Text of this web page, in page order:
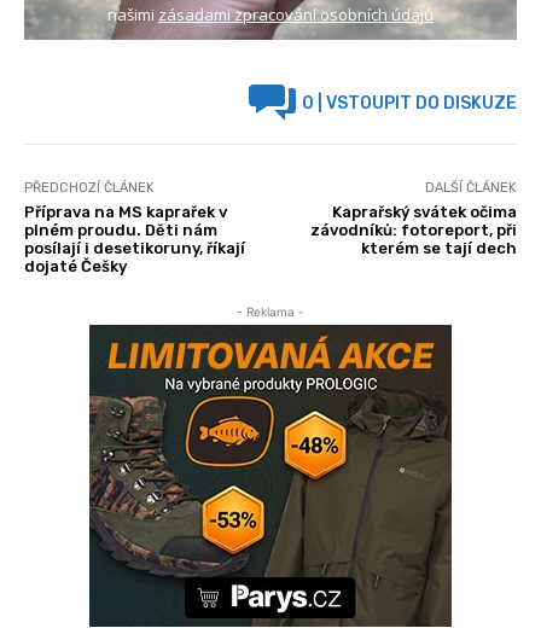
našimi zásadami zpracování osobních údajů
0 | VSTOUPIT DO DISKUZE
PŘEDCHOZÍ ČLÁNEK
Příprava na MS kaprařek v
plném proudu. Děti nám
posílají i desetikoruny, říkají
dojaté Češky
DALŠÍ ČLÁNEK
Kaprařský svátek očima
závodníků: fotoreport, při
kterém se tají dech
- Reklama -